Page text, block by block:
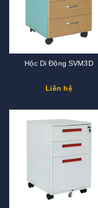
Hộc Di Động SVM3D
Liên hệ